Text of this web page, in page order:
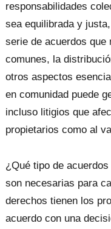
responsabilidades
sea equilibrada y
serie de acuerdos que
comunes, la
otros aspectos
en comunidad puede
incluso litigios que
propietarios como al
¿Qué tipo de
son necesarias para
derechos tienen los
acuerdo con una